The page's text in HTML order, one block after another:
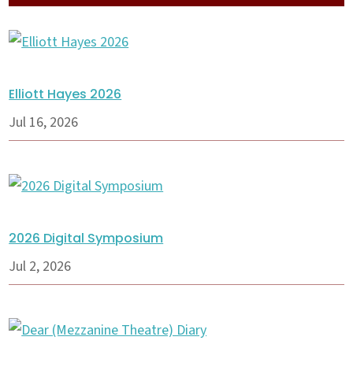
Elliott Hayes 2026
Jul 16, 2026
2026 Digital Symposium
Jul 2, 2026